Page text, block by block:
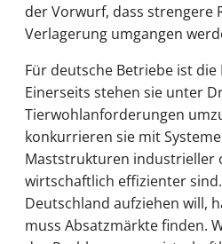
der Vorwurf, dass strengere
Verlagerung umgangen
Für deutsche Betriebe ist
Einerseits stehen sie unter
Tierwohlanforderungen
konkurrieren sie mit
Maststrukturen industrieller
wirtschaftlich effizienter
Deutschland aufziehen will,
muss Absatzmärkte finden.